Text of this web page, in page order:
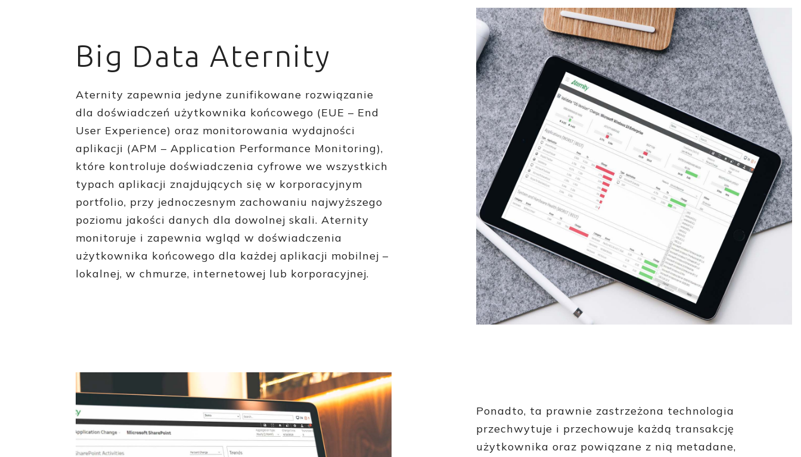
Big Data Aternity
Aternity zapewnia jedyne zunifikowane rozwiązanie
dla doświadczeń użytkownika końcowego (EUE – End
User Experience) oraz monitorowania wydajności
aplikacji (APM – Application Performance Monitoring),
które kontroluje doświadczenia cyfrowe we wszystkich
typach aplikacji znajdujących się w korporacyjnym
portfolio, przy jednoczesnym zachowaniu najwyższego
poziomu jakości danych dla dowolnej skali. Aternity
monitoruje i zapewnia wgląd w doświadczenia
użytkownika końcowego dla każdej aplikacji mobilnej –
lokalnej, w chmurze, internetowej lub korporacyjnej.
Ponadto, ta prawnie zastrzeżona technologia
przechwytuje i przechowuje każdą transakcję
użytkownika oraz powiązane z nią metadane,